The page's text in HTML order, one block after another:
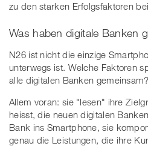
zu den starken Erfolgsfaktoren
Was haben digitale Banken
N26 ist nicht die einzige
unterwegs ist. Welche Faktoren
alle digitalen Banken gemeinsam?
Allem voran: sie "lesen" ihre
heisst, die neuen digitalen
Bank ins Smartphone, sie
genau die Leistungen, die ihre